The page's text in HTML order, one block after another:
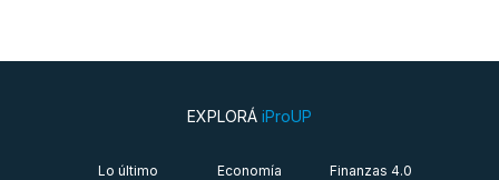
EXPLORÁ iProUP
Lo último
Economía
Finanzas 4.0